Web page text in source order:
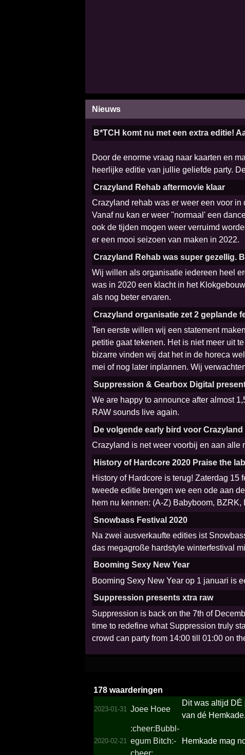
Nieuws
B*TCH komt nu met een extra editie!
Door de enorme vraag naar kaarten en
heerlijke editie van jullie geliefde party.
Crazyland Rehab aftermovie klaar
Crazyland rehab was er weer een voor
Vanaf nu kan er weer "normaal' een
ook de tijden mogen weer verruimd
er een mooi seizoen van maken in 2022.
Crazyland Rehab was super gezellig.
Wij willen als organisatie iedereen heel
was in 2020 een klacht in het
als nog beter ervaren.
Crazyland organisatie zet 2 geplande
Ten eerste willen wij een statement
petitie gaat tekenen. Het is niet meer uit
bizarre vinden wij dat het in de horeca
mei of nog later inplannen. Wij
Suppression & Gearbox Digital
We are happy to announce after almost
RAW sounds live again.
De volgende early bird voor
Crazyland is net weer voorbij en aan alle
History of Hardcore 2020 Praise the
History of Hardcore is terug! Zaterdag
tweede editie brengen we een ode aan
hem nu kennen: (A-Z) Babyboom,
Snowbass Festival 2020
Na zwei ausverkaufte edities ist
das megagroße hardstyle winterfestival
Booming Sexy New Year
Booming Sexy New Year op 1 januari is
Suppression presents xtra raw
Suppression is back on the 7th of
time to redefine what Suppression truly
crowd can party from 14:00 till 01:00 on
178 waarderingen
2023-01-31 Joee Hoee
Dit was altijd DÉ
van dé Hemkade.
2020-02-21
:cheer­:Bubbl­
egum Bitch:­
cheer:
Hemkade mag